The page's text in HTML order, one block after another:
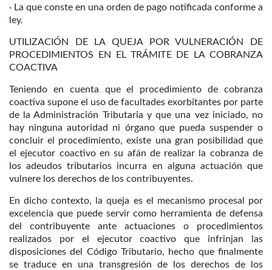
· La que conste en una orden de pago notificada conforme a
ley.
UTILIZACIÓN DE LA QUEJA POR VULNERACIÓN DE
PROCEDIMIENTOS EN EL TRÁMITE DE LA COBRANZA
COACTIVA
Teniendo en cuenta que el procedimiento de cobranza
coactiva supone el uso de facultades exorbitantes por parte
de la Administración Tributaria y que una vez iniciado, no
hay ninguna autoridad ni órgano que pueda suspender o
concluir el procedimiento, existe una gran posibilidad que
el ejecutor coactivo en su afán de realizar la cobranza de
los adeudos tributarios incurra en alguna actuación que
vulnere los derechos de los contribuyentes.
En dicho contexto, la queja es el mecanismo procesal por
excelencia que puede servir como herramienta de defensa
del contribuyente ante actuaciones o procedimientos
realizados por el ejecutor coactivo que infrinjan las
disposiciones del Código Tributario, hecho que finalmente
se traduce en una transgresión de los derechos de los